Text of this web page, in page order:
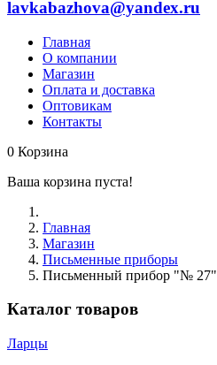
lavkabazhova@yandex.ru
Главная
О компании
Магазин
Оплата и доставка
Оптовикам
Контакты
0 Корзина
Ваша корзина пуста!
Главная
Магазин
Письменные приборы
Письменный прибор "№ 27"
Каталог товаров
Ларцы